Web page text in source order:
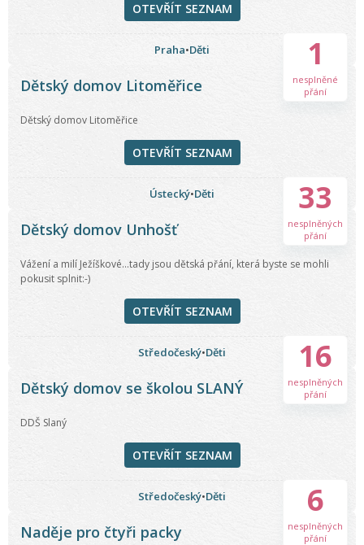
OTEVŘÍT SEZNAM
Praha•Děti
Dětský domov Litoměřice
1
nesplněné
přání
Dětský domov Litoměřice
OTEVŘÍT SEZNAM
Ústecký•Děti
Dětský domov Unhošť
33
nesplněných
přání
Vážení a milí Ježíškové...tady jsou dětská přání, která byste se mohli
pokusit splnit:-)
OTEVŘÍT SEZNAM
Středočeský•Děti
Dětský domov se školou SLANÝ
16
nesplněných
přání
DDŠ Slaný
OTEVŘÍT SEZNAM
Středočeský•Děti
Naděje pro čtyři packy
6
nesplněných
přání